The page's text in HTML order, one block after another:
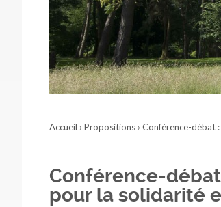
Accueil › Propositions › Conférence-débat
Conférence-
pour la solidarité